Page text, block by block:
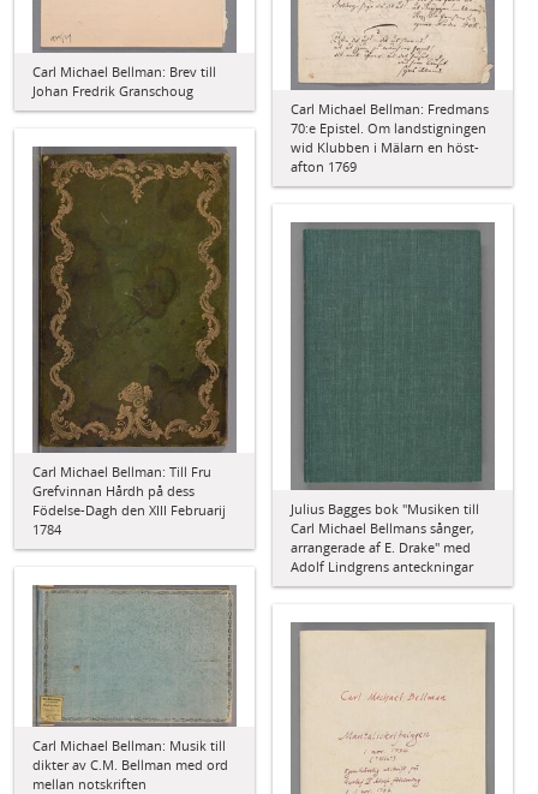
Carl Michael Bellman: Brev till
Johan Fredrik Granschoug
Carl Michael Bellman: Fredmans
70:e Epistel. Om landstigningen
wid Klubben i Mälarn en höst-
afton 1769
Carl Michael Bellman: Till Fru
Grefvinnan Hårdh på dess
Födelse-Dagh den XIII Februarij
1784
Julius Bagges bok "Musiken till
Carl Michael Bellmans sånger,
arrangerade af E. Drake" med
Adolf Lindgrens anteckningar
Carl Michael Bellman: Musik till
dikter av C.M. Bellman med ord
mellan notskriften